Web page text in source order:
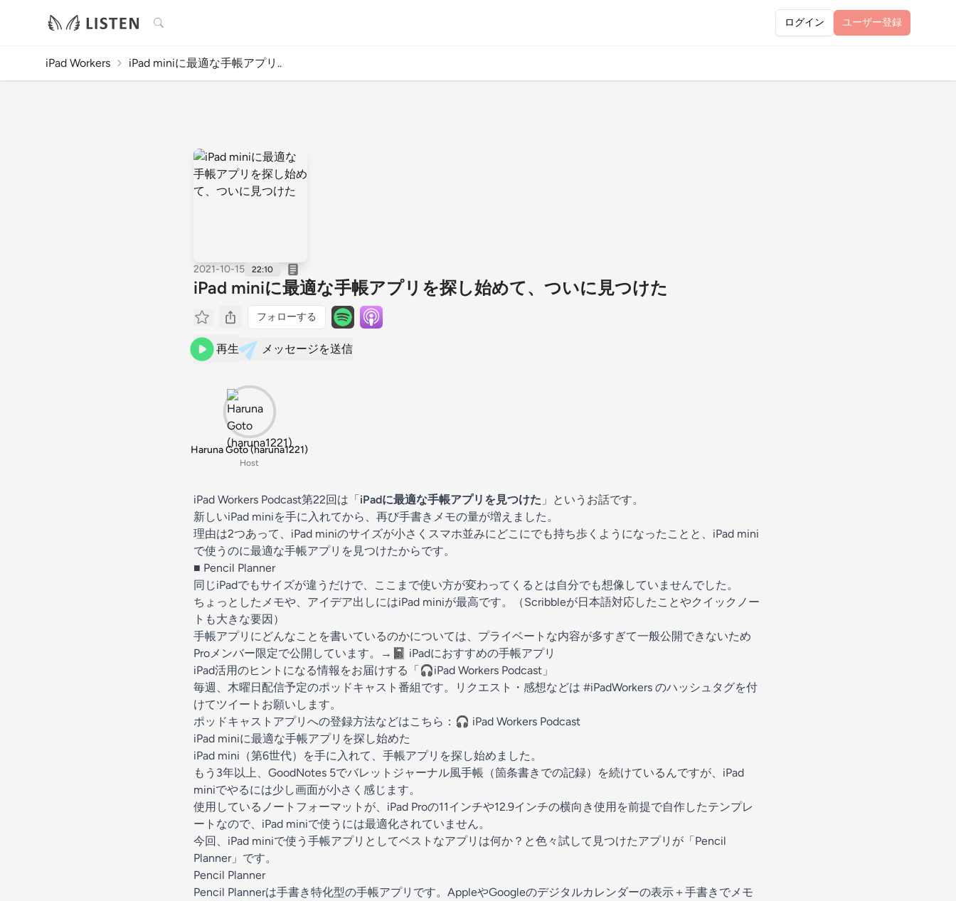
検索 ログイン ユーザー登録
iPad Workers iPad miniに最適な手帳アプリ..
2021-10-15 22:10
iPad miniに最適な手帳アプリを探し始めて、ついに見つけた
フォローする
再生 メッセージを送信
Haruna Goto (haruna1221)
Host
iPad Workers Podcast第22回は「iPadに最適な手帳アプリを見つけた 」というお話です。
新しいiPad miniを手に入れてから、再び手書きメモの量が増えました。
理由は2つあって、iPad miniのサイズが小さくスマホ並みにどこにでも持ち歩くようになったことと、iPad mini
で使うのに最適な手帳アプリを見つけたからです。
■ Pencil Planner
同じiPadでもサイズが違うだけで、ここまで使い方が変わってくるとは自分でも想像していませんでした。
ちょっとしたメモや、アイデア出しにはiPad miniが最高です。（Scribbleが日本語対応したことやクイックノー
トも大きな要因）
手帳アプリにどんなことを書いているのかについては、プライベートな内容が多すぎて一般公開できないため
Proメンバー限定で公開しています。→📓 iPadにおすすめの手帳アプリ
iPad活用のヒントになる情報をお届けする「🎧iPad Workers Podcast」
毎週、木曜日配信予定のポッドキャスト番組です。リクエスト・感想などは #iPadWorkers のハッシュタグを付
けてツイートお願いします。
ポッドキャストアプリへの登録方法などはこちら：🎧 iPad Workers Podcast
iPad miniに最適な手帳アプリを探し始めた
iPad mini（第6世代）を手に入れて、手帳アプリを探し始めました。
もう3年以上、GoodNotes 5でバレットジャーナル風手帳（箇条書きでの記録）を続けているんですが、iPad
miniでやるには少し画面が小さく感じます。
使用しているノートフォーマットが、iPad Proの11インチや12.9インチの横向き使用を前提で自作したテンプレ
ートなので、iPad miniで使うには最適化されていません。
今回、iPad miniで使う手帳アプリとしてベストなアプリは何か？と色々試して見つけたアプリが「Pencil
Planner」です。
Pencil Planner
Pencil Plannerは手書き特化型の手帳アプリです。AppleやGoogleのデジタルカレンダーの表示＋手書きでメモ